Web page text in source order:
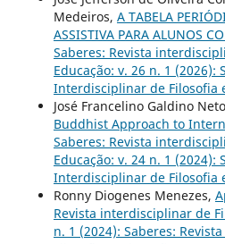
Medeiros, A TABELA
ASSISTIVA PARA ALUNOS
Saberes: Revista
Educação: v. 26 n. 1 (2026):
Interdisciplinar de Filosofia
José Francelino Galdino
Buddhist Approach to
Saberes: Revista
Educação: v. 24 n. 1 (2024):
Interdisciplinar de Filosofia
Ronny Diogenes Menezes,
Revista interdisciplinar de
n. 1 (2024): Saberes: